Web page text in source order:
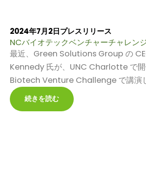
2024年7月2日プレスリリース
NCバイオテックベンチャーチャレン
最近、Green Solutions Group の
Kennedy 氏が、UNC Charlotte で開
Biotech Venture Challenge で講演し
続きを読む